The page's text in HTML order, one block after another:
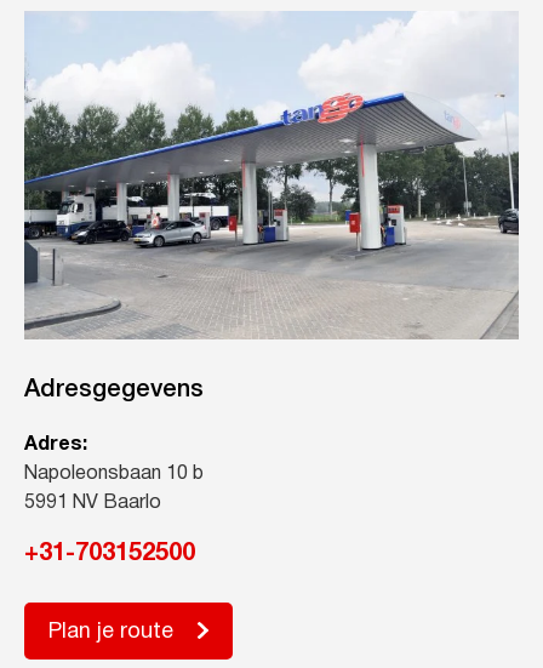
Adresgegevens
Adres:
Napoleonsbaan 10 b
5991 NV Baarlo
+31-703152500
Plan je route